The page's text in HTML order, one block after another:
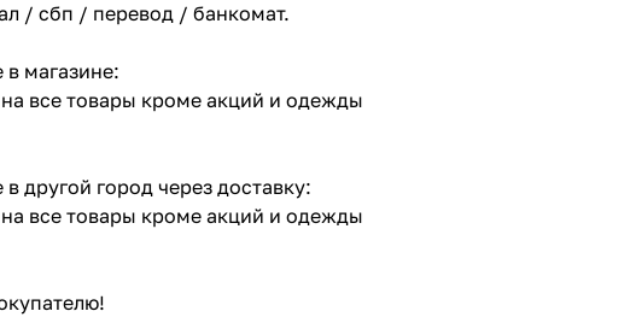
/ сбп / перевод / банкомат.
в магазине:
все товары кроме акций и одежды
другой город через доставку:
все товары кроме акций и одежды